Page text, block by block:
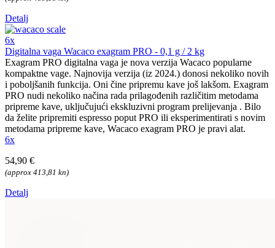
Detalj
6x
Digitalna vaga Wacaco exagram PRO - 0,1 g / 2 kg
Exagram PRO digitalna vaga je nova verzija Wacaco popularne
kompaktne vage. Najnovija verzija (iz 2024.) donosi nekoliko novih
i poboljšanih funkcija. Oni čine pripremu kave još lakšom. Exagram
PRO nudi nekoliko načina rada prilagođenih različitim metodama
pripreme kave, uključujući ekskluzivni program prelijevanja . Bilo
da želite pripremiti espresso poput PRO ili eksperimentirati s novim
metodama pripreme kave, Wacaco exagram PRO je pravi alat.
6x
54,90 €
(approx 413,81 kn)
Detalj